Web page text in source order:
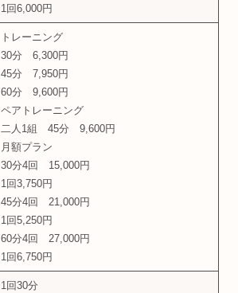
1回6,000円
トレーニング
30分 6,300円
45分 7,950円
60分 9,600円
ペアトレーニング
二人1組 45分 9,600円
月額プラン
30分4回 15,000円
1回3,750円
45分4回 21,000円
1回5,250円
60分4回 27,000円
1回6,750円
1回30分